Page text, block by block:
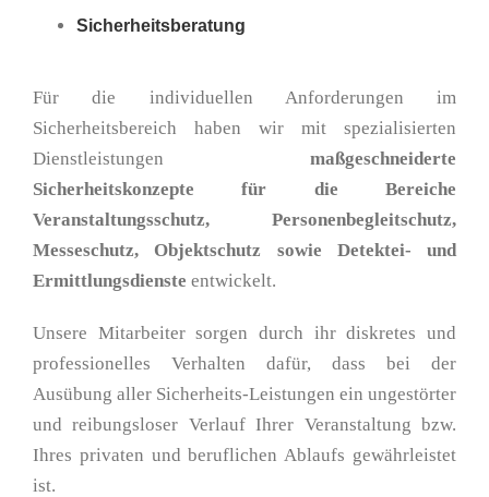
Sicherheitsberatung
Für die individuellen Anforderungen im
Sicherheitsbereich haben wir mit spezialisierten
Dienstleistungen maßgeschneiderte
Sicherheitskonzepte für die Bereiche
Veranstaltungsschutz, Personenbegleitschutz,
Messeschutz, Objektschutz sowie Detektei- und
Ermittlungsdienste entwickelt.
Unsere Mitarbeiter sorgen durch ihr diskretes und
professionelles Verhalten dafür, dass bei der
Ausübung aller Sicherheits-Leistungen ein ungestörter
und reibungsloser Verlauf Ihrer Veranstaltung bzw.
Ihres privaten und beruflichen Ablaufs gewährleistet
ist.